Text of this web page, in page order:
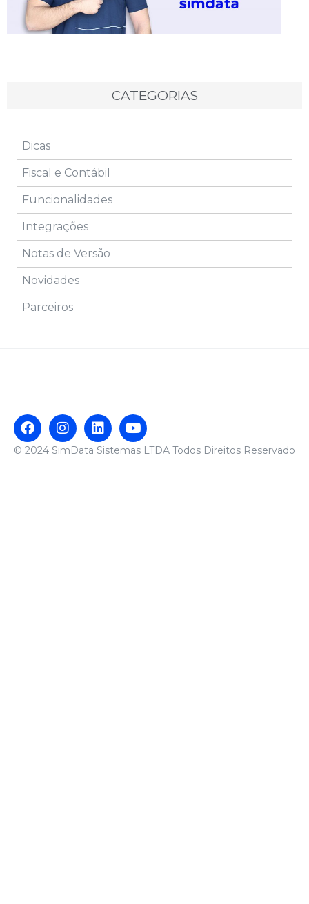
CATEGORIAS
Dicas
Fiscal e Contábil
Funcionalidades
Integrações
Notas de Versão
Novidades
Parceiros
© 2024 SimData Sistemas LTDA Todos Direitos Reservado